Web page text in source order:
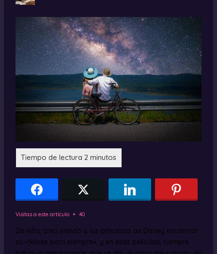
Visitas a este artículo 40
De niña, crecí viendo a las princesas de Disney encontrar
su «felices para siempre», y en esas películas, siempre